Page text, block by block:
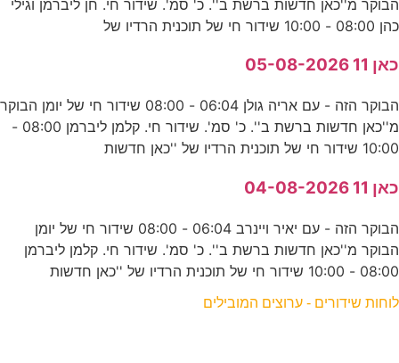
הבוקר מ''כאן חדשות ברשת ב''. כ' סמ'. שידור חי. חן ליברמן וגילי
כהן 08:00 - 10:00 שידור חי של תוכנית הרדיו של
כאן 11 05-08-2026
הבוקר הזה - עם אריה גולן 06:04 - 08:00 שידור חי של יומן הבוקר
מ''כאן חדשות ברשת ב''. כ' סמ'. שידור חי. קלמן ליברמן 08:00 -
10:00 שידור חי של תוכנית הרדיו של ''כאן חדשות
כאן 11 04-08-2026
הבוקר הזה - עם יאיר ויינרב 06:04 - 08:00 שידור חי של יומן
הבוקר מ''כאן חדשות ברשת ב''. כ' סמ'. שידור חי. קלמן ליברמן
08:00 - 10:00 שידור חי של תוכנית הרדיו של ''כאן חדשות
לוחות שידורים - ערוצים המובילים